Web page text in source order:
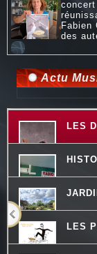
Fabien
des
Actu
LES
LES